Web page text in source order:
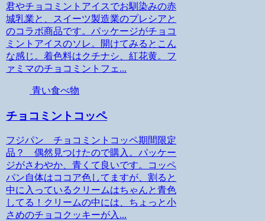
君やチョコミントアイスでお馴染みの赤
城乳業と、スイーツ製造業のプレシアと
のコラボ商品です。パッケージがチョコ
ミントアイスのソレ。開けてみるとこん
な感じ。着色料はクチナシ、紅花黄。フ
ァミマのチョコミントフェ...
青い食べ物
チョコミントコッペ
フジパン チョコミントコッペ期間限定
品？ 偶然見つけたので購入。パッケー
ジがさわやか、青くて良いです。コッペ
パン自体はココア色してますが、割ると
中に入っているクリームはちゃんと青色
してる！クリームの中には、ちょっと小
さめのチョコクッキーが入...